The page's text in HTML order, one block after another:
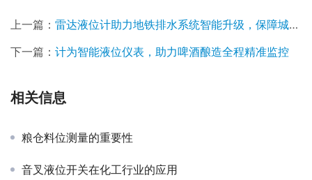
上一篇： 雷达液位计助力地铁排水系统智能升级，保障城市安全运营
下一篇： 计为智能液位仪表，助力啤酒酿造全程精准监控
相关信息
粮仓料位测量的重要性
音叉液位开关在化工行业的应用